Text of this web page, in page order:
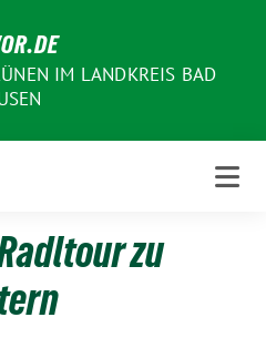
IM LANDKREIS BAD
zu